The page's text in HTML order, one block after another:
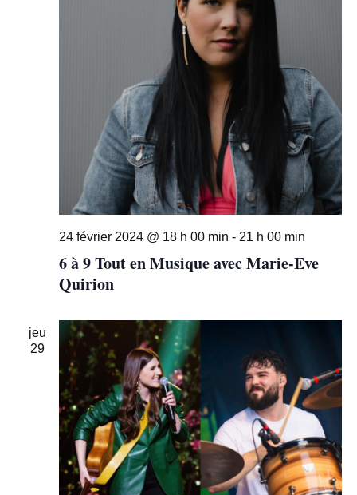
6 à 9 Tout en Musique avec Marie-Eve
Quirion
24 février 2024 @ 18 h 00 min - 21 h 00 min
jeu
29